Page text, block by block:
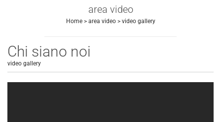
area video
Home> area video> video gallery
Chi siano noi
video gallery